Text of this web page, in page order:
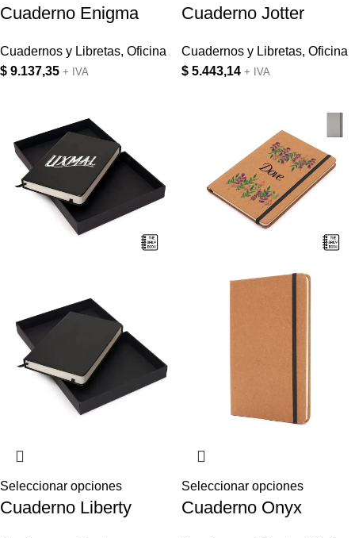
Cuaderno Enigma
Cuadernos y Libretas, Oficina
$ 9.137,35 + IVA
Cuaderno Jotter
Cuadernos y Libretas, Oficina
$ 5.443,14 + IVA
Seleccionar opciones
Cuaderno Liberty
Seleccionar opciones
Cuaderno Onyx